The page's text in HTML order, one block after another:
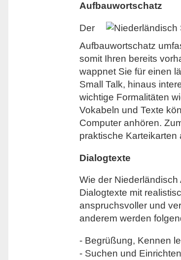
Aufbauwortschatz
Der
Aufbauwortschatz
somit Ihren bereits
wappnet Sie für einen
Small Talk, hinaus
wichtige Formalitäten
Vokabeln und Texte
Computer anhören.
praktische Karteikarten
Dialogtexte
Wie der
Dialogtexte mit
anspruchsvoller und
anderem werden
- Begrüßung, Kennen
- Suchen und